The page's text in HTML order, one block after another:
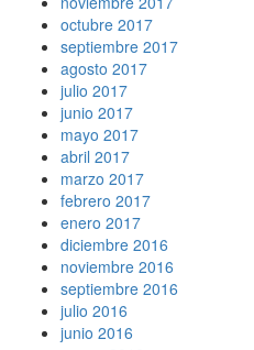
octubre 2017
septiembre 2017
agosto 2017
julio 2017
junio 2017
mayo 2017
abril 2017
marzo 2017
febrero 2017
enero 2017
diciembre 2016
noviembre 2016
septiembre 2016
julio 2016
junio 2016